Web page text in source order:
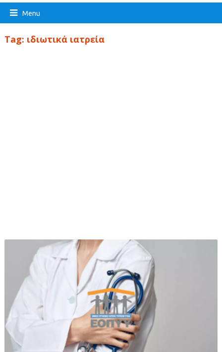
Menu
Tag: ιδιωτικά ιατρεία